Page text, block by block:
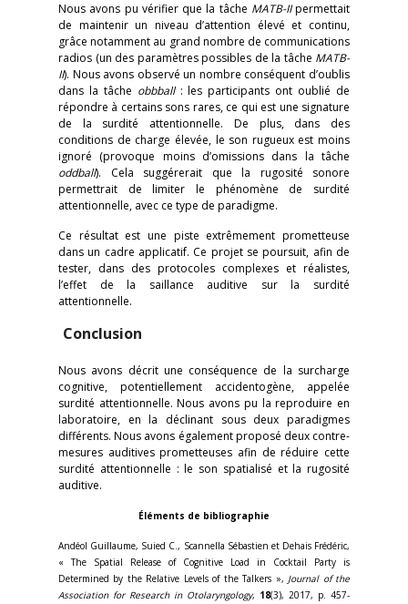
Nous avons pu vérifier que la tâche MATB-IIpermettait
de maintenir un niveau d’attention élevé et continu,
grâce notamment au grand nombre de communications
radios (un des paramètres possibles de la tâche MATB-
II). Nous avons observé un nombre conséquent d’oublis
dans la tâche obbball: les participants ont oublié de
répondre à certains sons rares, ce qui est une signature
de la surdité attentionnelle. De plus, dans des
conditions de charge élevée, le son rugueux est moins
ignoré (provoque moins d’omissions dans la tâche
oddball). Cela suggérerait que la rugosité sonore
permettrait de limiter le phénomène de surdité
attentionnelle, avec ce type de paradigme.
Ce résultat est une piste extrêmement prometteuse
dans un cadre applicatif. Ce projet se poursuit, afin de
tester, dans des protocoles complexes et réalistes,
l’effet de la saillance auditive sur la surdité
attentionnelle.
Conclusion
Nous avons décrit une conséquence de la surcharge
cognitive, potentiellement accidentogène, appelée
surdité attentionnelle. Nous avons pu la reproduire en
laboratoire, en la déclinant sous deux paradigmes
différents. Nous avons également proposé deux contre-
mesures auditives prometteuses afin de réduire cette
surdité attentionnelle : le son spatialisé et la rugosité
auditive.
Éléments de bibliographie
Andéol Guillaume, Suied C., Scannella Sébastien et Dehais Frédéric,
« The Spatial Release of Cognitive Load in Cocktail Party is
Determined by the Relative Levels of the Talkers », Journal of the
Association for Research in Otolaryngology, 18(3), 2017, p. 457-